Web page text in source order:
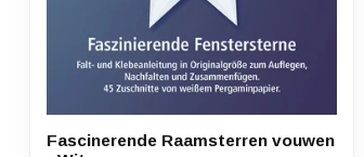
Fascinerende Raamsterren vouwen